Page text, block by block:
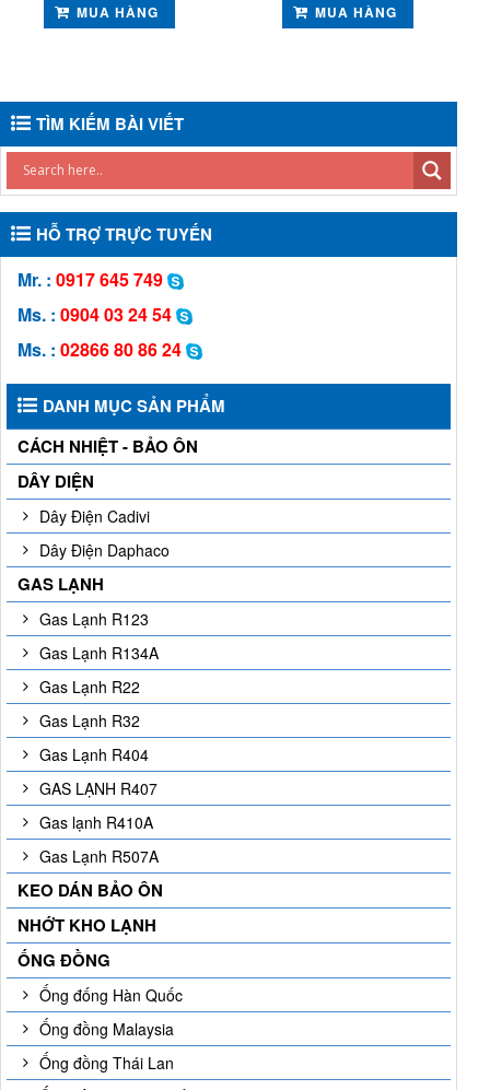
MUA HÀNG MUA HÀNG
TÌM KIẾM BÀI VIẾT
HỖ TRỢ TRỰC TUYẾN
Mr. : 0917 645 749
Ms. : 0904 03 24 54
Ms. : 02866 80 86 24
DANH MỤC SẢN PHẨM
CÁCH NHIỆT - BẢO ÔN
DÂY DIỆN
Dây Điện Cadivi
Dây Điện Daphaco
GAS LẠNH
Gas Lạnh R123
Gas Lạnh R134A
Gas Lạnh R22
Gas Lạnh R32
Gas Lạnh R404
GAS LẠNH R407
Gas lạnh R410A
Gas Lạnh R507A
KEO DÁN BẢO ÔN
NHỚT KHO LẠNH
ỐNG ĐỒNG
Ống đống Hàn Quốc
Ống đồng Malaysia
Ống đồng Thái Lan